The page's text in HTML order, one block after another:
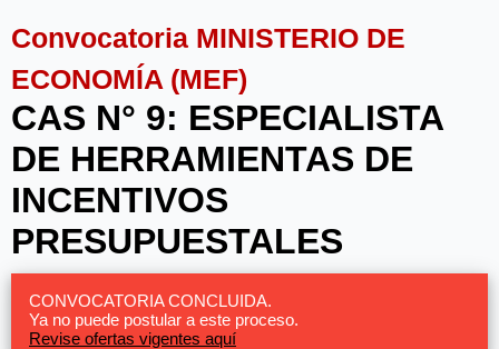
Convocatoria MINISTERIO DE
ECONOMÍA (MEF)
CAS N° 9: ESPECIALISTA
DE HERRAMIENTAS DE
INCENTIVOS
PRESUPUESTALES
CONVOCATORIA CONCLUIDA.
Ya no puede postular a este proceso.
Revise ofertas vigentes aquí